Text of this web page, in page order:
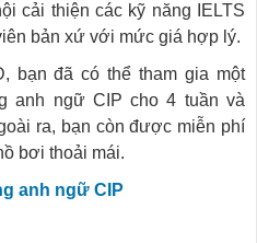
cải thiện các kỹ năng IELTS
bản xứ với mức giá hợp lý.
bạn đã có thể tham gia một
anh ngữ CIP cho 4 tuần và
ra, bạn còn được miễn phí
bơi thoải mái.
anh ngữ CIP